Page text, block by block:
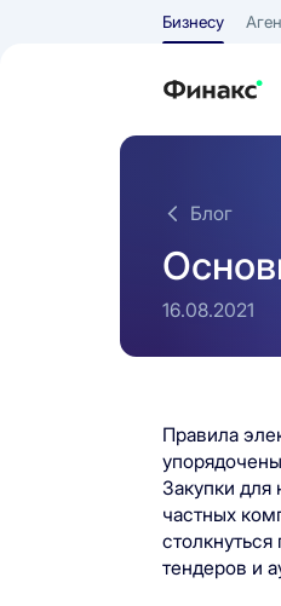
Бизнесу
Блог
16.08.2021
Правила
Закупки для
частных
тендеров и